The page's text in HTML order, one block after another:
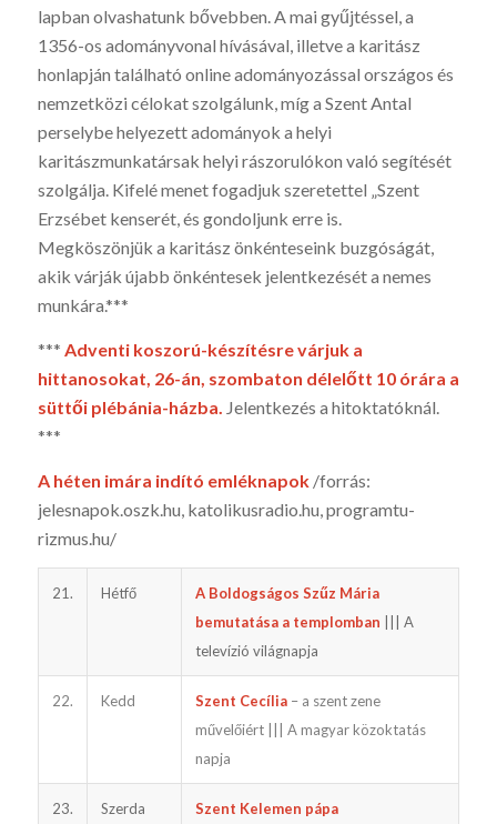
lapban olvashatunk bővebben. A mai gyűjtéssel, a
1356-os adományvonal hívásával, illetve a karitász
honlapján található online adományozással országos és
nemzetközi célokat szolgálunk, míg a Szent Antal
perselybe helyezett adományok a helyi
karitászmunkatársak helyi rászorulókon való segítését
szolgálja. Kifelé menet fogadjuk szeretettel „Szent
Erzsébet kenserét, és gondoljunk erre is.
Megköszönjük a karitász önkénteseink buzgóságát,
akik várják újabb önkéntesek jelentkezését a nemes
munkára.***
*** Adventi koszorú-készítésre várjuk a
hittanosokat, 26-án, szomba­ton délelőtt 10 órára a
süttői plébánia-házba. Jelentkezés a hitoktatóknál.
***
A héten imára indító emléknapok/forrás:
jelesnapok.oszk.hu, katoli­kusradio.hu, programtu­
rizmus.hu/
21. Hétfő
A Boldogságos Szűz Mária
bemutatása a templomban ||| A
televízió világnapja
22. Kedd Szent Cecília – a szent zene
művelőiért ||| A magyar közoktatás
napja
23. Szerda Szent Kelemen pápa